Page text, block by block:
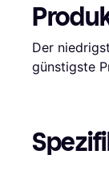
Der
günstigste